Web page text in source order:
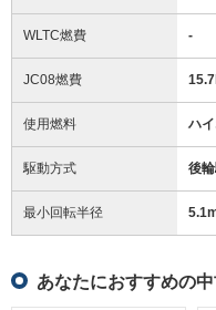
WLTC燃費 -
JC08燃費
使用燃料 ハ
駆動方式 後輪
最小回転半径 5.1
あなたにおすすめの